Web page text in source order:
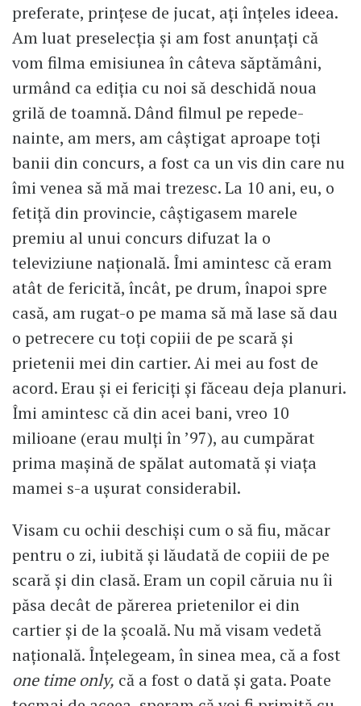
preferate, prințese de jucat, ați înțeles ideea.
Am luat preselecția și am fost anunțați că
vom filma emisiunea în câteva săptămâni,
urmând ca ediția cu noi să deschidă noua
grilă de toamnă. Dând filmul pe repede-
nainte, am mers, am câștigat aproape toți
banii din concurs, a fost ca un vis din care nu
îmi venea să mă mai trezesc. La 10 ani, eu, o
fetiță din provincie, câștigasem marele
premiu al unui concurs difuzat la o
televiziune națională. Îmi amintesc că eram
atât de fericită, încât, pe drum, înapoi spre
casă, am rugat-o pe mama să mă lase să dau
o petrecere cu toți copiii de pe scară și
prietenii mei din cartier. Ai mei au fost de
acord. Erau și ei fericiți și făceau deja planuri.
Îmi amintesc că din acei bani, vreo 10
milioane (erau mulți în ’97), au cumpărat
prima mașină de spălat automată și viața
mamei s-a ușurat considerabil.
Visam cu ochii deschiși cum o să fiu, măcar
pentru o zi, iubită și lăudată de copiii de pe
scară și din clasă. Eram un copil căruia nu îi
păsa decât de părerea prietenilor ei din
cartier și de la școală. Nu mă visam vedetă
națională. Înțelegeam, în sinea mea, că a fost
one time only, că a fost o dată și gata. Poate